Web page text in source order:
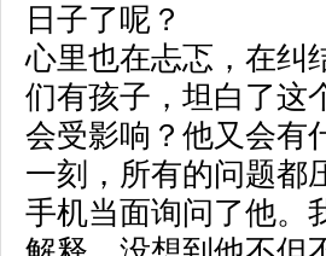
日子了呢？
心里也在忐忑，在纠
们有孩子，坦白了这
会受影响？他又会有
一刻，所有的问题都
手机当面询问了他。